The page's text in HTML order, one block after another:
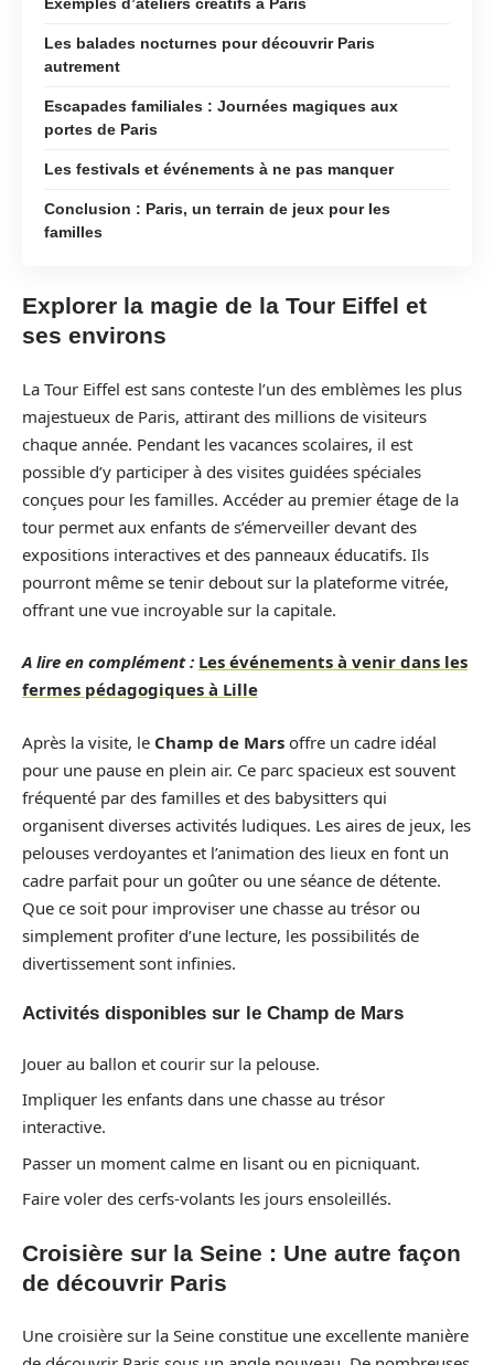
Les balades nocturnes pour découvrir Paris
autrement
Escapades familiales : Journées magiques aux
portes de Paris
Les festivals et événements à ne pas manquer
Conclusion : Paris, un terrain de jeux pour les
familles
Explorer la magie de la Tour Eiffel et
ses environs
La Tour Eiffel est sans conteste l’un des emblèmes les plus
majestueux de Paris, attirant des millions de visiteurs
chaque année. Pendant les vacances scolaires, il est
possible d’y participer à des visites guidées spéciales
conçues pour les familles. Accéder au premier étage de la
tour permet aux enfants de s’émerveiller devant des
expositions interactives et des panneaux éducatifs. Ils
pourront même se tenir debout sur la plateforme vitrée,
offrant une vue incroyable sur la capitale.
A lire en complément : Les événements à venir dans les
fermes pédagogiques à Lille
Après la visite, le Champ de Mars offre un cadre idéal
pour une pause en plein air. Ce parc spacieux est souvent
fréquenté par des familles et des babysitters qui
organisent diverses activités ludiques. Les aires de jeux, les
pelouses verdoyantes et l’animation des lieux en font un
cadre parfait pour un goûter ou une séance de détente.
Que ce soit pour improviser une chasse au trésor ou
simplement profiter d’une lecture, les possibilités de
divertissement sont infinies.
Activités disponibles sur le Champ de Mars
Jouer au ballon et courir sur la pelouse.
Impliquer les enfants dans une chasse au trésor
interactive.
Passer un moment calme en lisant ou en picniquant.
Faire voler des cerfs-volants les jours ensoleillés.
Croisière sur la Seine : Une autre façon
de découvrir Paris
Une croisière sur la Seine constitue une excellente manière